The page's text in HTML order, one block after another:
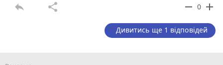
reply share remove 0 add
Дивитись ще 1 відповідей